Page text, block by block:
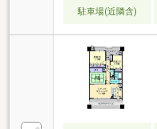
駐車場(近隣含)